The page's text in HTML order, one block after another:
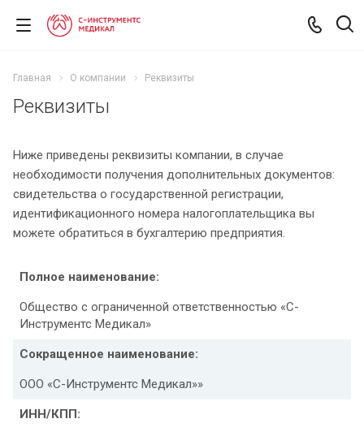
Главная О компании Реквизиты
Реквизиты
Ниже приведены реквизиты компании, в случае
необходимости получения дополнительных документов:
свидетельства о государственной регистрации,
идентификационного номера налогоплательщика вы
можете обратиться в бухгалтерию предприятия.
Полное наименование:
Общество с ограниченной ответственностью «С-
Инструментс Медикал»
Сокращенное наименование:
ООО «С-Инструментс Медикал»»
ИНН/КПП: